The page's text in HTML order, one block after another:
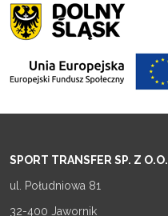
SPORT TRANSFER SP. Z O.O.
ul. Południowa 81
32-400 Jawornik